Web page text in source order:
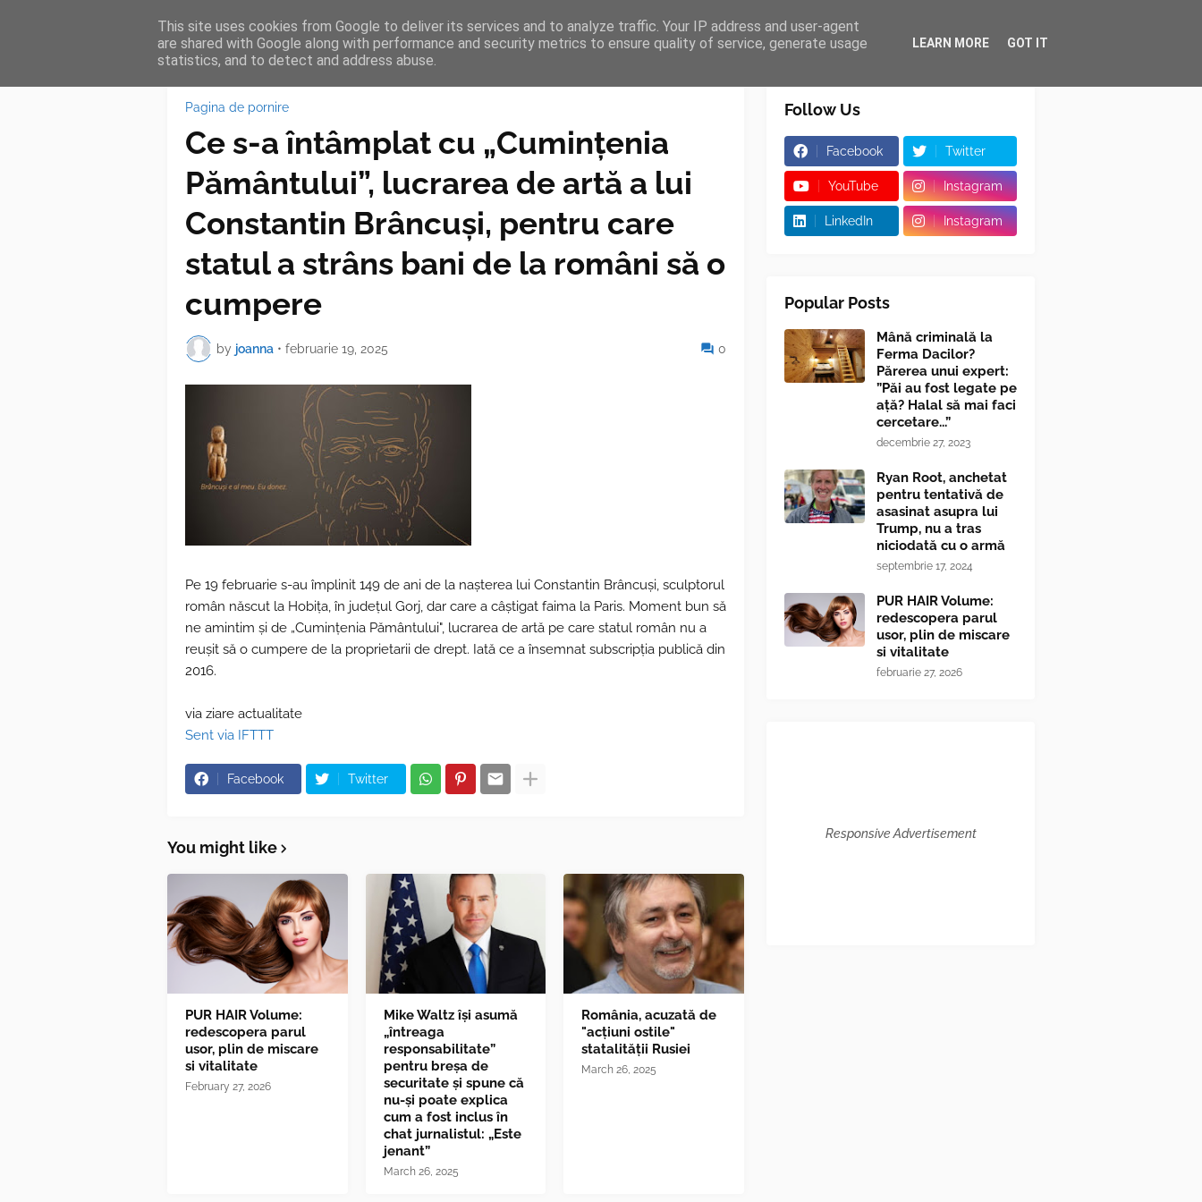
HOME FEATURES BLOGGER TIPOGRAPHY SHORTCODES
Pagina de pornire
Ce s-a întâmplat cu „Cumințenia
Pământului”, lucrarea de artă a lui
Constantin Brâncuși, pentru care
statul a strâns bani de la români să o
cumpere
by joanna • februarie 19, 2025 0
Pe 19 februarie s-au împlinit 149 de ani de la nașterea lui Constantin Brâncuși, sculptorul
român născut la Hobița, în județul Gorj, dar care a câștigat faima la Paris. Moment bun să
ne amintim și de „Cumințenia Pământului", lucrarea de artă pe care statul român nu a
reușit să o cumpere de la proprietarii de drept. Iată ce a însemnat subscripția publică din
2016.
via ziare actualitate
Sent via IFTTT
Facebook Twitter
You might like
PUR HAIR Volume:
redescopera parul
usor, plin de miscare
si vitalitate
February 27, 2026
Mike Waltz îşi asumă
„întreaga
responsabilitate”
pentru breşa de
securitate și spune că
nu-și poate explica
cum a fost inclus în
chat jurnalistul: „Este
jenant”
March 26, 2025
România, acuzată de
"acțiuni ostile"
statalității Rusiei
March 26, 2025
Follow Us
Facebook Twitter
YouTube Instagram
LinkedIn Instagram
Popular Posts
Mână criminală la
Ferma Dacilor?
Părerea unui expert:
”Păi au fost legate pe
ață? Halal să mai faci
cercetare...”
decembrie 27, 2023
Ryan Root, anchetat
pentru tentativă de
asasinat asupra lui
Trump, nu a tras
niciodată cu o armă
septembrie 17, 2024
PUR HAIR Volume:
redescopera parul
usor, plin de miscare
si vitalitate
februarie 27, 2026
Responsive Advertisement
This site uses cookies from Google to deliver its services and to analyze traffic. Your IP address and user-agent
are shared with Google along with performance and security metrics to ensure quality of service, generate usage
statistics, and to detect and address abuse.
LEARN MORE GOT IT